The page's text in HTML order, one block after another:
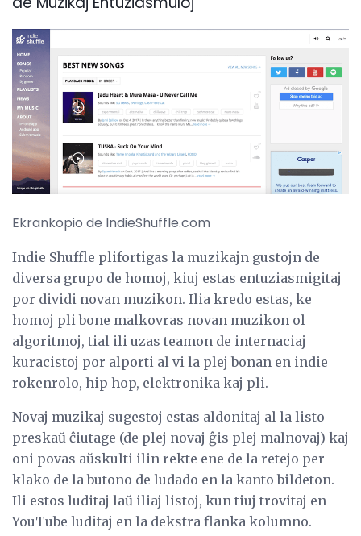
Ekrankopio de IndieShuffle.com
Indie Shuffle plifortigas la muzikajn gustojn de
diversa grupo de homoj, kiuj estas entuziasmigitaj
por dividi novan muzikon. Ilia kredo estas, ke
homoj pli bone malkovras novan muzikon ol
algoritmoj, tial ili uzas teamon de internaciaj
kuracistoj por alporti al vi la plej bonan en indie
rokenrolo, hip hop, elektronika kaj pli.
Novaj muzikaj sugestoj estas aldonitaj al la listo
preskaŭ ĉiutage (de plej novaj ĝis plej malnovaj) kaj
oni povas aŭskulti ilin rekte ene de la retejo per
klako de la butono de ludado en la kanto bildeton.
Ili estos luditaj laŭ iliaj listoj, kun tiuj trovitaj en
YouTube luditaj en la dekstra flanka kolumno.